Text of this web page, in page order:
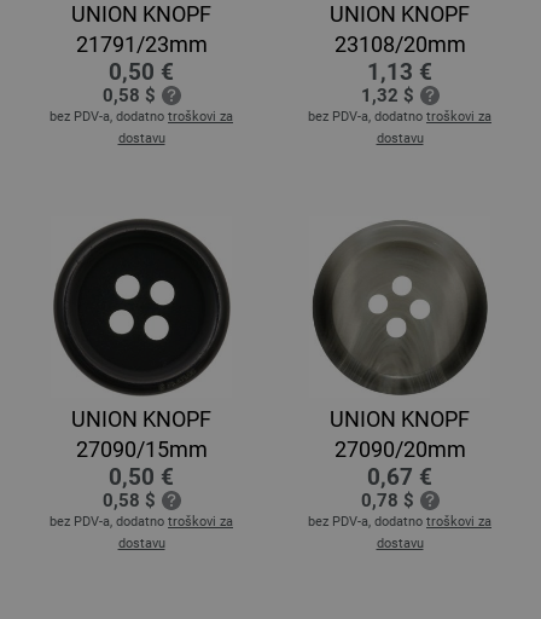
UNION KNOPF
21791/23mm
0,50 €
0,58 $
bez PDV-a, dodatno troškovi za
dostavu
UNION KNOPF
23108/20mm
1,13 €
1,32 $
bez PDV-a, dodatno troškovi za
dostavu
UNION KNOPF
27090/15mm
0,50 €
0,58 $
bez PDV-a, dodatno troškovi za
dostavu
UNION KNOPF
27090/20mm
0,67 €
0,78 $
bez PDV-a, dodatno troškovi za
dostavu